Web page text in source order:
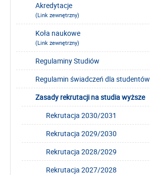
Akredytacje
(Link zewnętrzny)
Koła naukowe
(Link zewnętrzny)
Regulaminy Studiów
Regulamin świadczeń dla studentów
Zasady rekrutacji na studia wyższe
Rekrutacja 2030/2031
Rekrutacja 2029/2030
Rekrutacja 2028/2029
Rekrutacja 2027/2028